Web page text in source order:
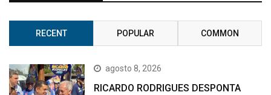
RECENT POPULAR COMMON
agosto 8, 2026
RICARDO RODRIGUES DESPONTA